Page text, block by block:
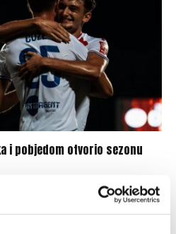
i pobjedom otvorio sezonu